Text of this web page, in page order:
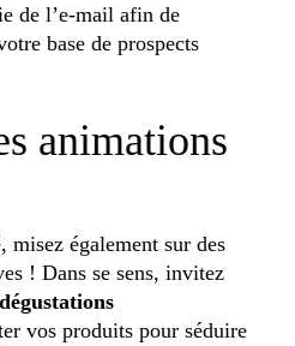
de l’e-mail afin de
base de prospects
animations
misez également sur des
! Dans se sens, invitez
dégustations
vos produits pour séduire